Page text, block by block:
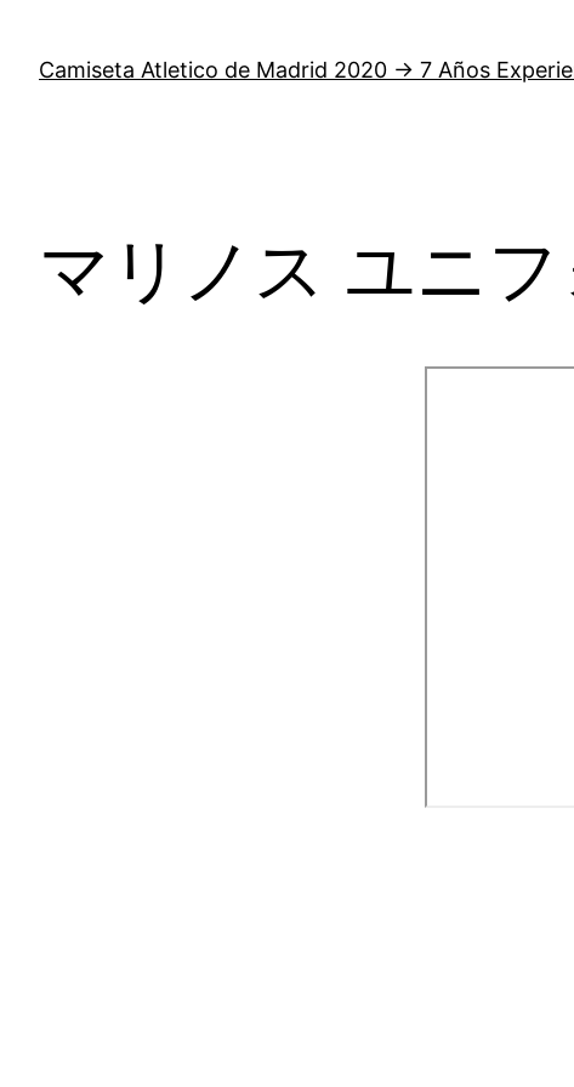
Camiseta Atletico de Madrid 2020 → 7 Años
マリノス ユニ